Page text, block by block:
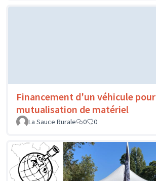
Financement d'un véhicule pour
mutualisation de matériel
La Sauce Rurale
0 0